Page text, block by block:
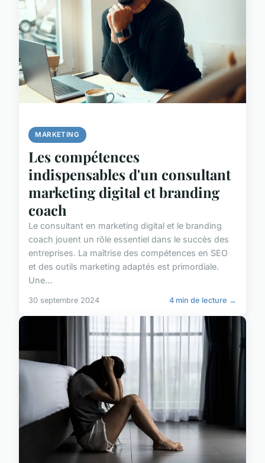
MARKETING
Les compétences
indispensables d'un consultant
marketing digital et branding
coach
Le consultant en marketing digital et le branding
coach jouent un rôle essentiel dans le succès des
entreprises. La maîtrise des compétences en SEO
et des outils marketing adaptés est primordiale.
Une...
30 septembre 2024 4 min de lecture →